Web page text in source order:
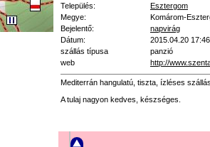
Település:
Esztergom
Megye:
Komárom-
Bejelentő:
napvirág
Dátum:
2015.04.20 17:46
szállás típusa
panzió
web
http://
Mediterrán hangulatú, tiszta, ízléses
A tulaj nagyon kedves, készséges.